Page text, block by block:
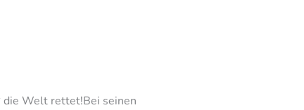
die Welt rettet!Bei seinen